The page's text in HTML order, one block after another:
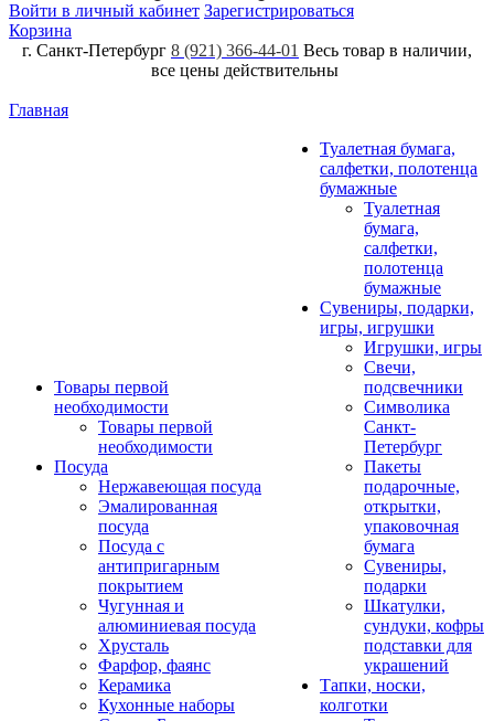
Войти в личный кабинет Зарегистрироваться
Корзина
г. Санкт-Петербург 8 (921) 366-44-01 Весь товар в наличии,
все цены действительны
Главная
Товары первой
необходимости
Товары первой
необходимости
Посуда
Нержавеющая посуда
Эмалированная
посуда
Посуда с
антипригарным
покрытием
Чугунная и
алюминиевая посуда
Хрусталь
Фарфор, фаянс
Керамика
Кухонные наборы
Туалетная бумага,
салфетки, полотенца
бумажные
Туалетная
бумага,
салфетки,
полотенца
бумажные
Сувениры, подарки,
игры, игрушки
Игрушки, игры
Свечи,
подсвечники
Символика
Санкт-
Петербург
Пакеты
подарочные,
открытки,
упаковочная
бумага
Сувениры,
подарки
Шкатулки,
сундуки, кофры
подставки для
украшений
Тапки, носки,
колготки